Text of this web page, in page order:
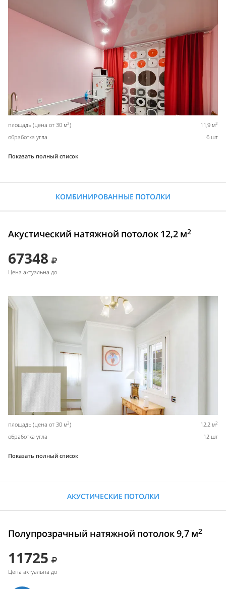
площадь (цена от 30 м2) 11,9 м2
обработка угла 6 шт
Показать полный список
КОМБИНИРОВАННЫЕ ПОТОЛКИ
Акустический натяжной потолок 12,2 м2
67348
Цена актуальна до
площадь (цена от 30 м2) 12,2 м2
обработка угла 12 шт
Показать полный список
АКУСТИЧЕСКИЕ ПОТОЛКИ
Полупрозрачный натяжной потолок 9,7 м2
11725
Цена актуальна до